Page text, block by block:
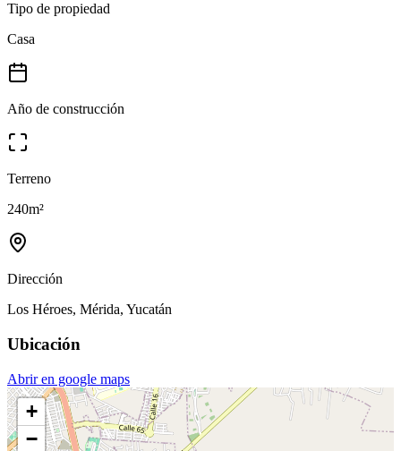
Tipo de propiedad
Casa
Año de construcción
Terreno
240m²
Dirección
Los Héroes, Mérida, Yucatán
Ubicación
Abrir en google maps
+
−